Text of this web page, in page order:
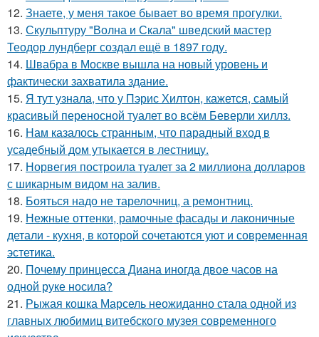
12. Знаете, у меня такое бывает во время прогулки.
13. Скульптуру "Волна и Скала" шведский мастер
Теодор лундберг создал ещё в 1897 году.
14. Швабра в Москве вышла на новый уровень и
фактически захватила здание.
15. Я тут узнала, что у Пэрис Хилтон, кажется, самый
красивый переносной туалет во всём Беверли хиллз.
16. Нам казалось странным, что парадный вход в
усадебный дом утыкается в лестницу.
17. Норвегия построила туалет за 2 миллиона долларов
с шикарным видом на залив.
18. Бояться надо не тарелочниц, а ремонтниц.
19. Нежные оттенки, рамочные фасады и лаконичные
детали - кухня, в которой сочетаются уют и современная
эстетика.
20. Почему принцесса Диана иногда двое часов на
одной руке носила?
21. Рыжая кошка Марсель неожиданно стала одной из
главных любимиц витебского музея современного